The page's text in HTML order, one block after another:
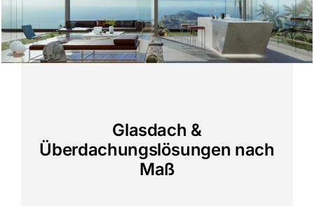
Glasdach &
Überdachungslösungen nach
Maß